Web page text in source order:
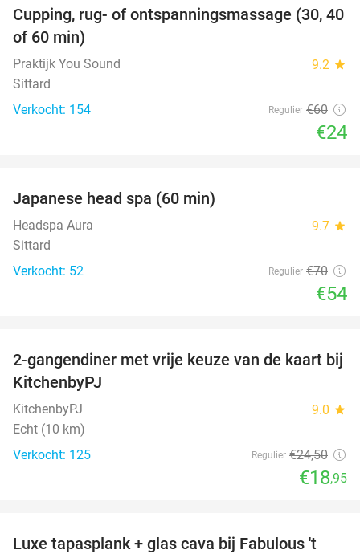
60%
Cupping, rug- of ontspanningsmassage (30, 40
of 60 min)
Praktijk You Sound 9.2 star
Sittard
Verkocht: 154
Regulier €60
€24
Japanese head spa (60 min)
Headspa Aura 9.7 star
Sittard
Verkocht: 52
Regulier €70
€54
23%
2-gangendiner met vrije keuze van de kaart bij
KitchenbyPJ
KitchenbyPJ 9.0 star
Echt (10 km)
Verkocht: 125
Regulier €24,50
€18,95
28%
Luxe tapasplank + glas cava bij Fabulous 't